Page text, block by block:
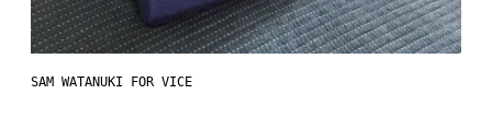
SAM WATANUKI FOR VICE